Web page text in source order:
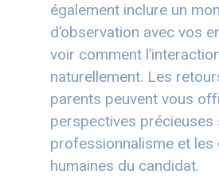
également inclure un
d’observation avec vos
voir comment
naturellement. Les
parents peuvent vous
perspectives précieuses
professionnalisme et les
humaines du candidat.